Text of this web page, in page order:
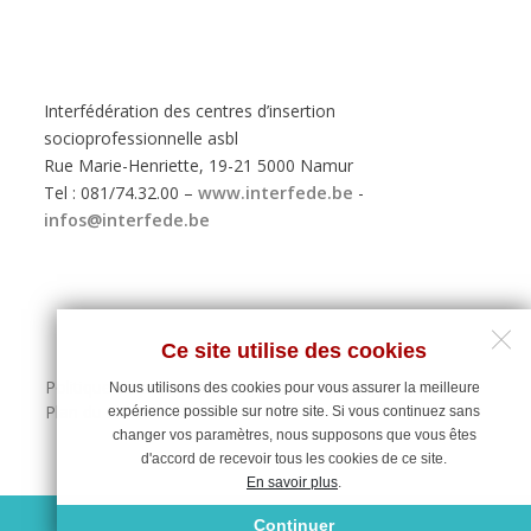
Ce site utilise des cookies
Nous utilisons des cookies pour vous assurer la meilleure
expérience possible sur notre site. Si vous continuez sans
changer vos paramètres, nous supposons que vous êtes
d'accord de recevoir tous les cookies de ce site.
En savoir plus.
Continuer
Interfédération des centres d’insertion
socioprofessionnelle asbl
Rue Marie-Henriette, 19-21 5000 Namur
Tel : 081/74.32.00 –www.interfede.be -
infos@interfede.be
Politique de protection des données personnelles
Plan du site
Maintenance du site : Deligraph